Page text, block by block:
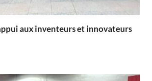
aux inventeurs et innovateurs